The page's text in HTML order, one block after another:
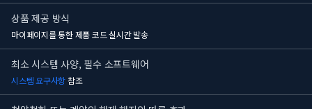
상품 제공 방식
마이페이지를 통한 제품 코드 실시간 발송
최소 시스템 사양, 필수 소프트웨어
시스템 요구사항참조